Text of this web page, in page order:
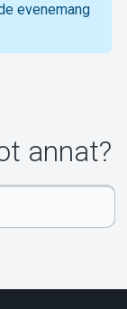
evenemang
annat?